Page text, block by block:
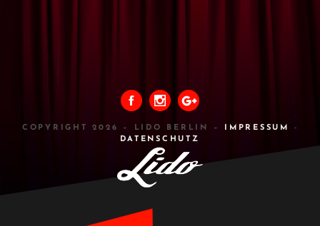
COPYRIGHT 2026 – LIDO BERLIN – IMPRESSUM
-
DATENSCHUTZ